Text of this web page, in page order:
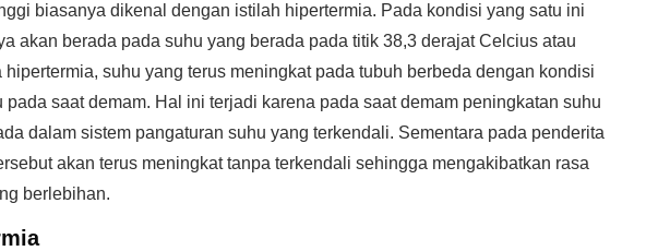
biasanya dikenal dengan istilah hipertermia. Pada kondisi yang satu ini
akan berada pada suhu yang berada pada titik 38,3 derajat Celcius atau
hipertermia, suhu yang terus meningkat pada tubuh berbeda dengan kondisi
pada saat demam. Hal ini terjadi karena pada saat demam peningkatan suhu
dalam sistem pangaturan suhu yang terkendali. Sementara pada penderita
akan terus meningkat tanpa terkendali sehingga mengakibatkan rasa
berlebihan.